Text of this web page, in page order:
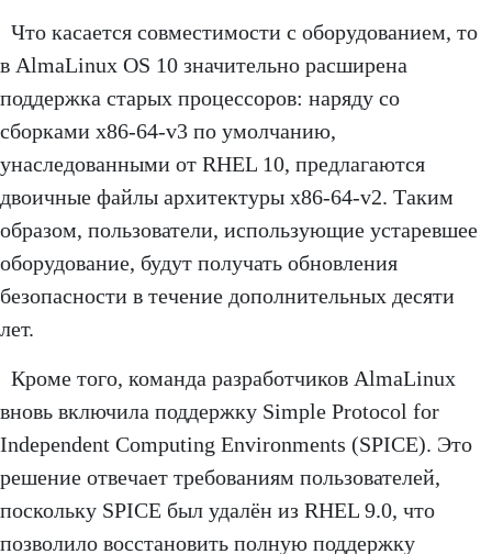
Что касается совместимости с оборудованием, то
в AlmaLinux OS 10 значительно расширена
поддержка старых процессоров: наряду со
сборками x86-64-v3 по умолчанию,
унаследованными от RHEL 10, предлагаются
двоичные файлы архитектуры x86-64-v2. Таким
образом, пользователи, использующие устаревшее
оборудование, будут получать обновления
безопасности в течение дополнительных десяти
лет.
Кроме того, команда разработчиков AlmaLinux
вновь включила поддержку Simple Protocol for
Independent Computing Environments (SPICE). Это
решение отвечает требованиям пользователей,
поскольку SPICE был удалён из RHEL 9.0, что
позволило восстановить полную поддержку